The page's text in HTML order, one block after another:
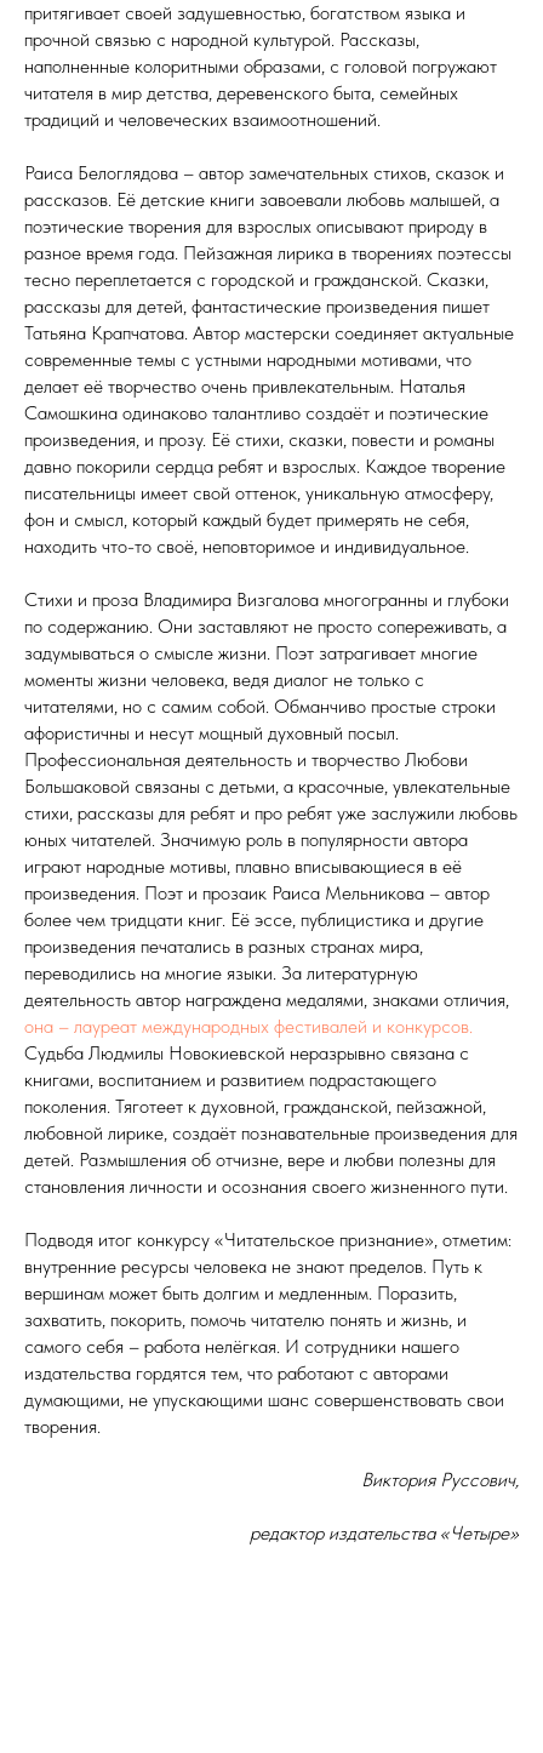
притягивает своей задушевностью, богатством языка и
прочной связью с народной культурой. Рассказы,
наполненные колоритными образами, с головой погружают
читателя в мир детства, деревенского быта, семейных
традиций и человеческих взаимоотношений.
Раиса Белоглядова – автор замечательных стихов, сказок и
рассказов. Её детские книги завоевали любовь малышей, а
поэтические творения для взрослых описывают природу в
разное время года. Пейзажная лирика в творениях поэтессы
тесно переплетается с городской и гражданской. Сказки,
рассказы для детей, фантастические произведения пишет
Татьяна Крапчатова. Автор мастерски соединяет актуальные
современные темы с устными народными мотивами, что
делает её творчество очень привлекательным. Наталья
Самошкина одинаково талантливо создаёт и поэтические
произведения, и прозу. Её стихи, сказки, повести и романы
давно покорили сердца ребят и взрослых. Каждое творение
писательницы имеет свой оттенок, уникальную атмосферу,
фон и смысл, который каждый будет примерять не себя,
находить что-то своё, неповторимое и индивидуальное.
Стихи и проза Владимира Визгалова многогранны и глубоки
по содержанию. Они заставляют не просто сопереживать, а
задумываться о смысле жизни. Поэт затрагивает многие
моменты жизни человека, ведя диалог не только с
читателями, но с самим собой. Обманчиво простые строки
афористичны и несут мощный духовный посыл.
Профессиональная деятельность и творчество Любови
Большаковой связаны с детьми, а красочные, увлекательные
стихи, рассказы для ребят и про ребят уже заслужили любовь
юных читателей. Значимую роль в популярности автора
играют народные мотивы, плавно вписывающиеся в её
произведения. Поэт и прозаик Раиса Мельникова – автор
более чем тридцати книг. Её эссе, публицистика и другие
произведения печатались в разных странах мира,
переводились на многие языки. За литературную
деятельность автор награждена медалями, знаками отличия,
она – лауреат международных фестивалей и конкурсов.
Судьба Людмилы Новокиевской неразрывно связана с
книгами, воспитанием и развитием подрастающего
поколения. Тяготеет к духовной, гражданской, пейзажной,
любовной лирике, создаёт познавательные произведения для
детей. Размышления об отчизне, вере и любви полезны для
становления личности и осознания своего жизненного пути.
Подводя итог конкурсу «Читательское признание», отметим:
внутренние ресурсы человека не знают пределов. Путь к
вершинам может быть долгим и медленным. Поразить,
захватить, покорить, помочь читателю понять и жизнь, и
самого себя – работа нелёгкая. И сотрудники нашего
издательства гордятся тем, что работают с авторами
думающими, не упускающими шанс совершенствовать свои
творения.
Виктория Руссович,
редактор издательства «Четыре»